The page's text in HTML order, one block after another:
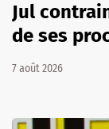
Jul
de ses
7 août 2026